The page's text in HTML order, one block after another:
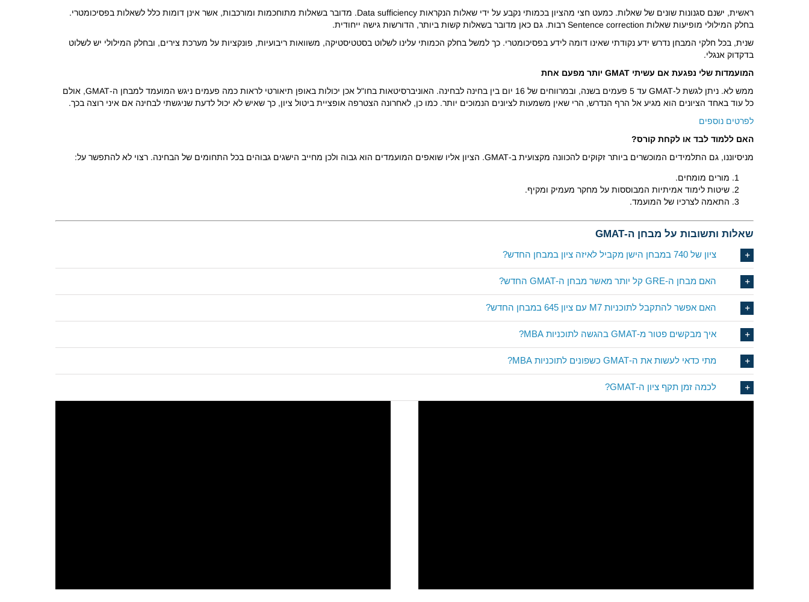
ראשית, ישנם סגנונות שונים של שאלות. כמעט חצי מהציון בכמותי נקבע על ידי שאלות הנקראות Data sufficiency. מדובר בשאלות מתוחכמות ומורכבות, אשר אינן דומות כלל לשאלות בפסיכומטרי.
בחלק המילולי מופיעות שאלות Sentence correction רבות. גם כאן מדובר בשאלות קשות ביותר, הדורשות גישה ייחודית.
שנית, בכל חלקי המבחן נדרש ידע נקודתי שאינו דומה לידע בפסיכומטרי. כך למשל בחלק הכמותי עלינו לשלוט בסטטיסטיקה, משוואות ריבועיות, פונקציות על מערכת צירים, ובחלק המילולי יש לשלוט
בדקדוק אנגלי.
המועמדות שלי נפגעת אם עשיתי
יותר מפעם אחת
ממש לא. ניתן לגשת ל-GMAT עד 5 פעמים בשנה, ובמרווחים של 16 יום בין בחינה לבחינה. האוניברסיטאות בחו"ל אכן יכולות באופן תיאורטי לראות כמה פעמים ניגש המועמד למבחן ה-GMAT, אולם
כל עוד באחד הציונים הוא מגיע אל הרף הנדרש, הרי שאין משמעות לציונים הנמוכים יותר. כמו כן, לאחרונה הצטרפה אופציית ביטול ציון, כך שאיש לא יכול לדעת שניגשתי לבחינה אם איני רוצה בכך.
לפרטים נוספים
האם ללמוד לבד או לקחת קורס?
מניסיוננו, גם התלמידים המוכשרים ביותר זקוקים להכוונה מקצועית ב-GMAT. הציון אליו שואפים המועמדים הוא גבוה ולכן מחייב הישגים גבוהים בכל התחומים של הבחינה. רצוי לא להתפשר על:
מורים מומחים.
שיטות לימוד אמיתיות המבוססות על מחקר מעמיק ומקיף.
התאמה לצרכיו של המועמד.
שאלות ותשובות על מבחן ה-GMAT
ציון של 740 במבחן הישן מקביל לאיזה ציון במבחן החדש?
האם מבחן ה-GRE קל יותר מאשר מבחן ה-GMAT החדש?
האם אפשר להתקבל לתוכניות M7 עם ציון 645 במבחן החדש?
איך מבקשים פטור מ-GMAT בהגשה לתוכניות MBA?
מתי כדאי לעשות את ה-GMAT כשפונים לתוכניות MBA?
לכמה זמן תקף ציון ה-GMAT?